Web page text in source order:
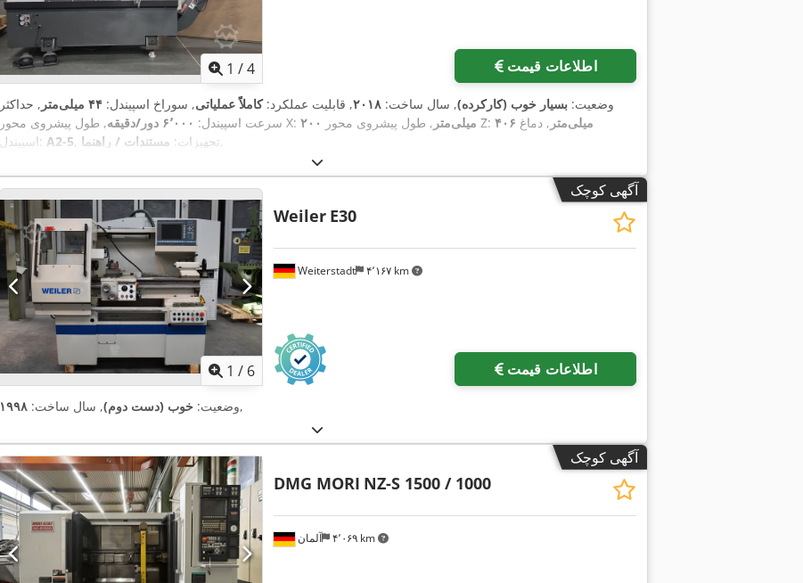
1 /4 اطلاعات قیمت
وضعیت: بسیار خوب (کارکرده), سال ساخت: ۲۰۱۸, قابلیت عملکرد:کاملاً عملیاتی, سوراخ اسپیندل: ۴۴ میلی‌متر
, حداکثر
سرعت اسپیندل: ۶٬۰۰۰ دور/دقیقه , طول پیشروی محور X: ۲۰۰ میلی‌متر , طول پیشروی محور Z: ۴۰۶ میلی‌متر , دماغ
اسپیندل: A2-5 , تجهیزات: مستندات / راهنما ,
آگهی کوچک
1 / 6
Weiterstadt ۴٬۱۶۷ km
Weiler E30
اطلاعات قیمت
وضعیت: خوب (دست دوم), سال ساخت: ۱۹۹۸ ,
آگهی کوچک
آلمان ۴٬۰۶۹ km
DMG MORI NZ-S 1500 / 1000